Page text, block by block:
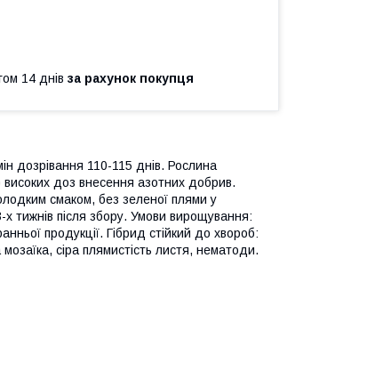
14 днів за рахунок покупця
дозрівання 110-115 днів. Рослина
доз внесення азотних добрив.
смаком, без зеленої плями у
х тижнів після збору. Умови вирощування:
продукції. Гібрид стійкий до хвороб:
сіра плямистість листя, нематоди.